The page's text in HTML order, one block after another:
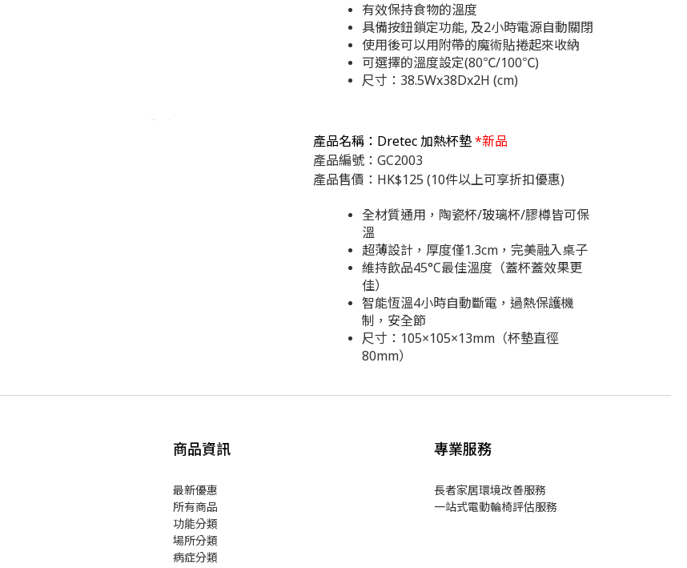
有效保持食物的溫度
具備按鈕鎖定功能, 及2小時電源自動關閉
使用後可以用附帶的魔術貼捲起來收納
可選擇的溫度設定(80℃/100℃)
尺寸：38.5Wx38Dx2H (cm)
產品名稱：Dretec 加熱杯墊*新品
產品編號：GC2003
產品售價：HK$125 (10件以上可享折扣優惠)
全材質通用，陶瓷杯/玻璃杯/膠樽皆可保
溫
超薄設計，厚度僅1.3cm，完美融入桌子
維持飲品45°C最佳溫度（蓋杯蓋效果更
佳）
智能恆溫4小時自動斷電，過熱保護機
制，安全節
尺寸：105×105×13mm（杯墊直徑
80mm）
商品資訊
最新優惠
所有商品
功能分類
場所分類
病症分類
專業服務
長者家居環境改善服務
一站式電動輪椅評估服務